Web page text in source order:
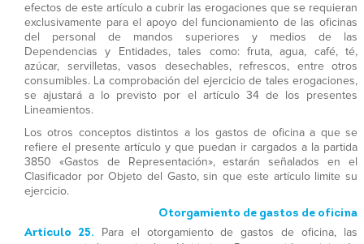
efectos de este artículo a cubrir las erogaciones que se requieran
exclusivamente para el apoyo del funcionamiento de las oficinas
del personal de mandos superiores y medios de las
Dependencias y Entidades, tales como: fruta, agua, café, té,
azúcar, servilletas, vasos desechables, refrescos, entre otros
consumibles. La comprobación del ejercicio de tales erogaciones,
se ajustará a lo previsto por el artículo 34 de los presentes
Lineamientos.
Los otros conceptos distintos a los gastos de oficina a que se
refiere el presente artículo y que puedan ir cargados a la partida
3850 «Gastos de Representación», estarán señalados en el
Clasificador por Objeto del Gasto, sin que este artículo limite su
ejercicio.
Otorgamiento de gastos de oficina
Artículo 25. Para el otorgamiento de gastos de oficina, las